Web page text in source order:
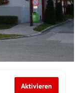
Aktivieren